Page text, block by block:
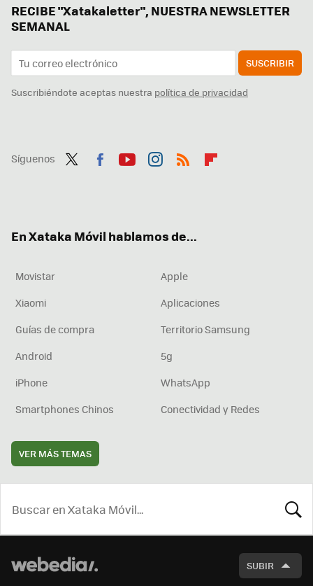
RECIBE "Xatakaletter", NUESTRA NEWSLETTER
SEMANAL
SUSCRIBIR
Suscribiéndote aceptas nuestra política de privacidad
Síguenos
En Xataka Móvil hablamos de...
Movistar
Apple
Xiaomi
Aplicaciones
Guías de compra
Territorio Samsung
Android
5g
iPhone
WhatsApp
Smartphones Chinos
Conectividad y Redes
VER MÁS TEMAS
SUBIR